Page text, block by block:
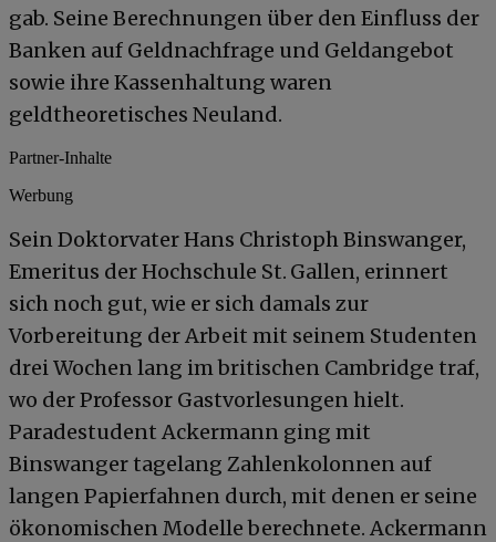
gab. Seine Berechnungen über den Einfluss der
Banken auf Geldnachfrage und Geldangebot
sowie ihre Kassenhaltung waren
geldtheoretisches Neuland.
Partner-Inhalte
Werbung
Sein Doktorvater Hans Christoph Binswanger,
Emeritus der Hochschule St. Gallen, erinnert
sich noch gut, wie er sich damals zur
Vorbereitung der Arbeit mit seinem Studenten
drei Wochen lang im britischen Cambridge traf,
wo der Professor Gastvorlesungen hielt.
Paradestudent Ackermann ging mit
Binswanger tagelang Zahlenkolonnen auf
langen Papierfahnen durch, mit denen er seine
ökonomischen Modelle berechnete. Ackermann